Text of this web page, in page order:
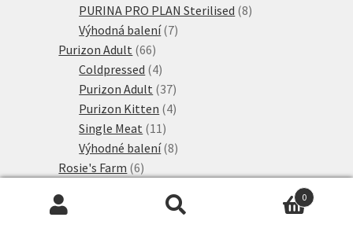
produktů
PURINA PRO PLAN Sterilised 88
Výhodná balení 77
Purizon Adult 6666
produktů
Coldpressed 44
produkty
Purizon Adult 3737
produktů
Purizon Kitten 44
Single Meat 11 11
produktů
Výhodné balení 88
Rosie's Farm 66
produktů
Royal Canin
107
0